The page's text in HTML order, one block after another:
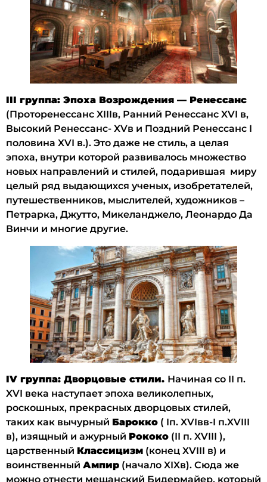
III группа: Эпоха Возрождения — Ренессанс
(Проторенессанс XIIIв, Ранний Ренессанс XVI в,
Высокий Ренессанс- XVв и Поздний Ренессанс I
половина XVI в.). Это даже не стиль, а целая
эпоха, внутри которой развивалось множество
новых направлений и стилей, подарившая миру
целый ряд выдающихся ученых, изобретателей,
путешественников, мыслителей, художников –
Петрарка, Джутто, Микеланджело, Леонардо Да
Винчи и многие другие.
IV группа: Дворцовые стили. Начиная со II п.
XVI века наступает эпоха великолепных,
роскошных, прекрасных дворцовых стилей,
таких как вычурный Барокко ( Iп. XVIвв-I п.XVIII
в), изящный и ажурный Рококо (II п. XVIII ),
царственный Классицизм (конец XVIII в) и
воинственный Ампир (начало XIXв). Сюда же
можно отнести мещанский Бидермайер, который